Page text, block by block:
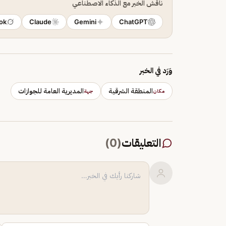
ناقش الخبر مع الذكاء الاصطناعي
ChatGPT
Gemini
Claude
وَرَد في الخبر
مكانالمنطقة الشرقية جهةالمديرية العامة للجوازات
التعليقات(
0
)